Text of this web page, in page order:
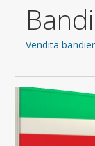
Vendita